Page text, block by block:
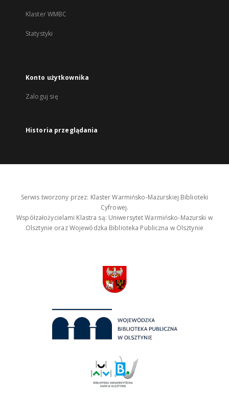
Klaster WMBC
Statystyki
Konto użytkownika
Zaloguj się
Historia przeglądania
Serwis tworzony przez: Klaster Warmińsko-Mazurskiej Biblioteki
Cyfrowej.
Współzałożycielami Klastra są: Uniwersytet Warmińsko-Mazurski w
Olsztynie oraz Wojewódzka Biblioteka Publiczna w Olsztynie